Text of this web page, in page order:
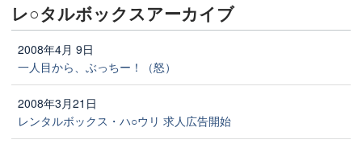
レ○タルボックスアーカイブ
2008年4月 9日
一人目から、ぶっちー！（怒）
2008年3月21日
レンタルボックス・ハ○ウリ 求人広告開始